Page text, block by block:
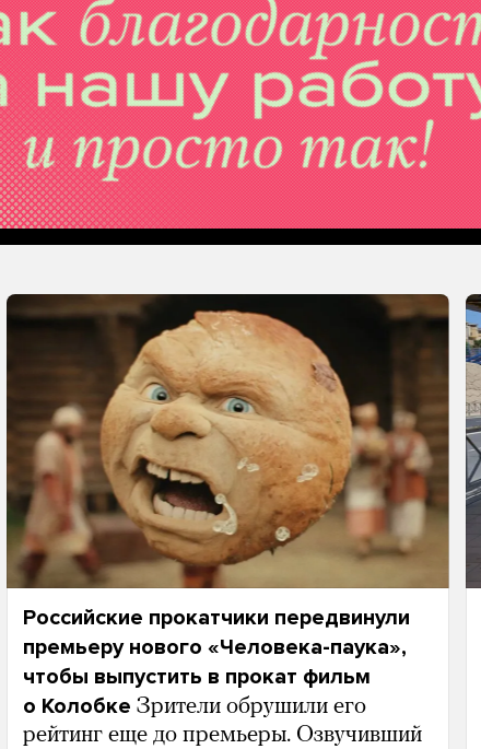
Российские прокатчики передвинули
премьеру нового «Человека-паука»,
чтобы выпустить в прокат фильм
о Колобке Зрители обрушили его
рейтинг еще до премьеры. Озвучивший